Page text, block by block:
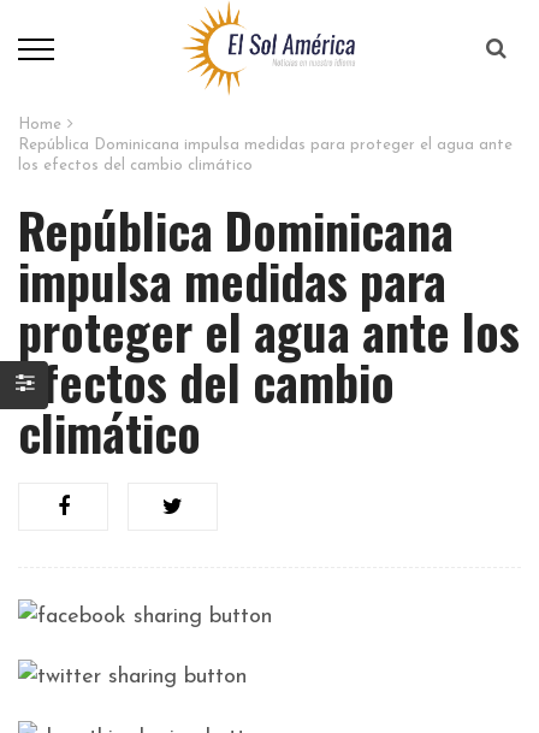
Home
República Dominicana impulsa medidas para proteger el agua ante
los efectos del cambio climático
República Dominicana
impulsa medidas para
proteger el agua ante los
efectos del cambio
climático